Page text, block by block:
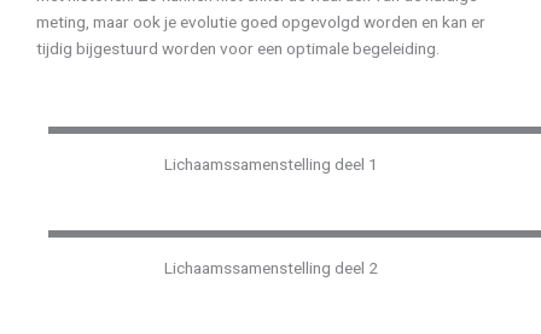
meting, maar ook je evolutie goed opgevolgd worden en kan er
tijdig bijgestuurd worden voor een optimale begeleiding.
Lichaamssamenstelling deel 1
Lichaamssamenstelling deel 2